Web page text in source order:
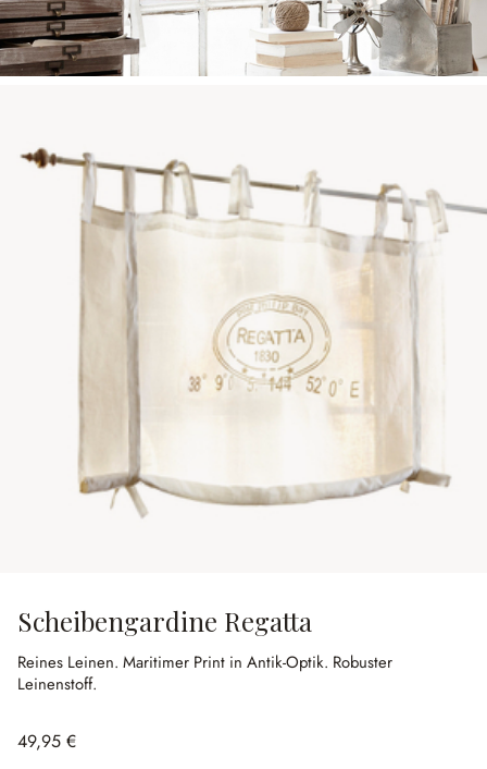
Scheibengardine Regatta
Reines Leinen. Maritimer Print in Antik-Optik. Robuster
Leinenstoff.
49,95 €